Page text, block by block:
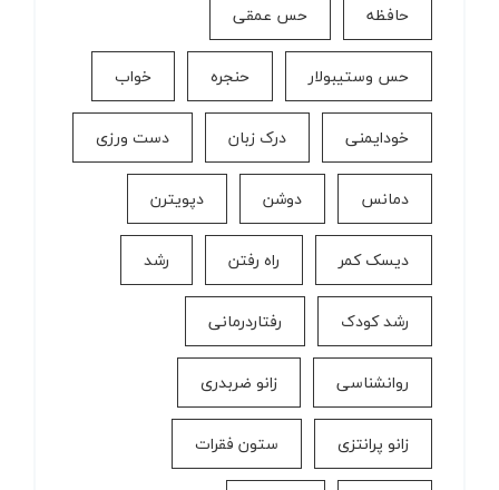
حافظه حس عمقی
حس وستیبولار حنجره خواب
خودایمنی درک زبان دست ورزی
دمانس دوشن دپویترن
دیسک کمر راه رفتن رشد
رشد کودک رفتاردرمانی
روانشناسی زانو ضربدری
زانو پرانتزی ستون فقرات